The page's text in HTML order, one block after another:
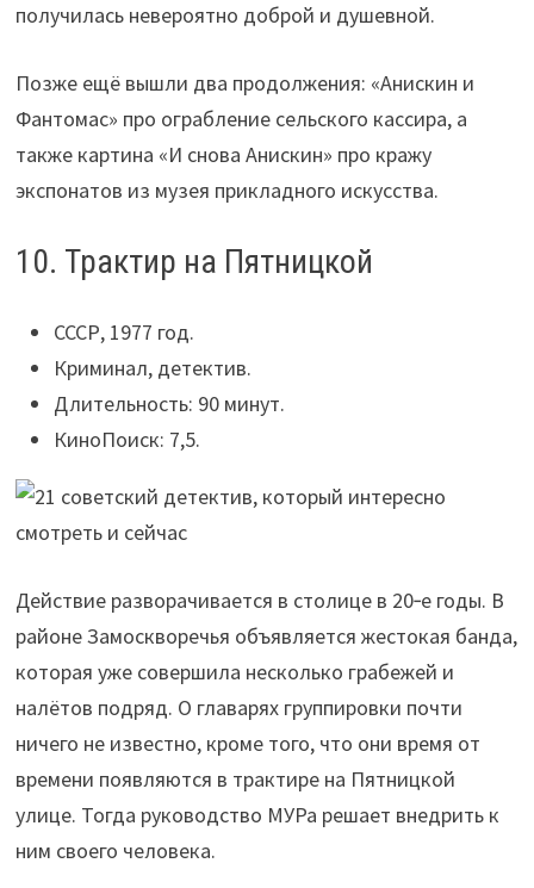
получилась невероятно доброй и душевной.
Позже ещё вышли два продолжения: «Анискин и
Фантомас» про ограбление сельского кассира, а
также картина «И снова Анискин» про кражу
экспонатов из музея прикладного искусства.
10. Трактир на Пятницкой
СССР, 1977 год.
Криминал, детектив.
Длительность: 90 минут.
КиноПоиск: 7,5.
Действие разворачивается в столице в 20‑е годы. В
районе Замоскворечья объявляется жестокая банда,
которая уже совершила несколько грабежей и
налётов подряд. О главарях группировки почти
ничего не известно, кроме того, что они время от
времени появляются в трактире на Пятницкой
улице. Тогда руководство МУРа решает внедрить к
ним своего человека.